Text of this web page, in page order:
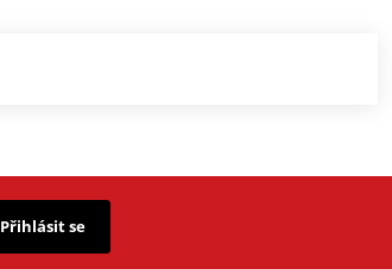
Přihlásit se